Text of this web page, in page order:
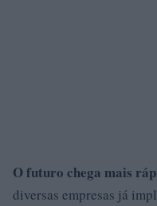
O futuro chega mais
diversas empresas já